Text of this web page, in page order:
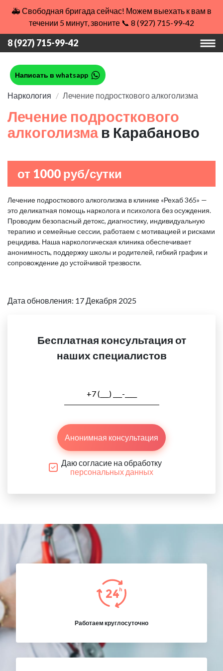
🚑 Свободная бригада сейчас! Можем выехать к вам в
течении 5 минут, звоните 📞 8 (927) 715-99-42
8 (927) 715-99-42
Написать в whatsapp
Наркология Лечение подросткового алкоголизма
Лечение подросткового
алкоголизма в Карабаново
от 1000 руб/сутки
Лечение подросткового алкоголизма в клинике «Рехаб 365» —
это деликатная помощь нарколога и психолога без осуждения.
Проводим безопасный детокс, диагностику, индивидуальную
терапию и семейные сессии, работаем с мотивацией и рисками
рецидива. Наша наркологическая клиника обеспечивает
анонимность, поддержку школы и родителей, гибкий график и
сопровождение до устойчивой трезвости.
Дата обновления: 17 Декабря 2025
Бесплатная консультация от
наших специалистов
Анонимная консультация
Даю согласие на обработку
персональных данных
Работаем круглосуточно